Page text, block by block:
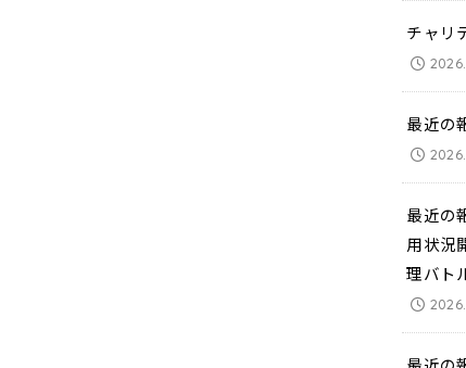
チャリ
最近の
最近の
用状況
理バト